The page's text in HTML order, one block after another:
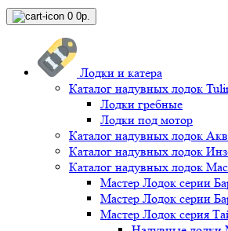
0 0р.
Лодки и катера
Каталог надувных лодок
Лодки гребные
Лодки под мотор
Каталог надувных лодок
Каталог надувных лодок
Каталог надувных лодок
Мастер Лодок серии
Мастер Лодок серии
Мастер Лодок серия